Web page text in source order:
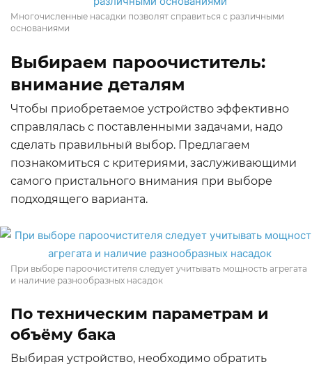
Многочисленные насадки позволят справиться с различными
основаниями
Выбираем пароочиститель:
внимание деталям
Чтобы приобретаемое устройство эффективно
справлялась с поставленными задачами, надо
сделать правильный выбор. Предлагаем
познакомиться с критериями, заслуживающими
самого пристального внимания при выборе
подходящего варианта.
При выборе пароочистителя следует учитывать мощность агрегата
и наличие разнообразных насадок
По техническим параметрам и
объёму бака
Выбирая устройство, необходимо обратить